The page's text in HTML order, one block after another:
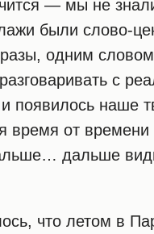
— мы не
были слово-
одним
с
появилось наше
время от времени
дальше
что летом в